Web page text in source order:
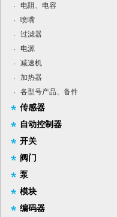
·
电阻、电容
·
喷嘴
·
过滤器
·
电源
·
减速机
·
加热器
·
各型号产品、备件
传感器
自动控制器
开关
阀门
泵
模块
编码器